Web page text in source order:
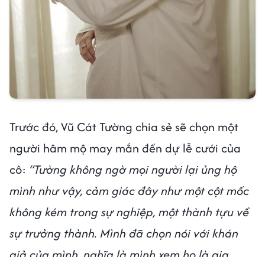
Trước đó, Vũ Cát Tường chia sẻ sẽ chọn một
người hâm mộ may mắn đến dự lễ cưới của
cô: “Tường không ngờ mọi người lại ủng hộ
mình như vậy, cảm giác đây như một cột mốc
không kém trong sự nghiệp, một thành tựu về
sự trưởng thành. Mình đã chọn nói với khán